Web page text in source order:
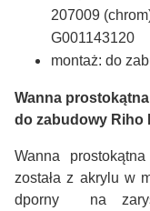
207009
G001143120
montaż: do
Wanna
do zabudowy Riho
Wanna
została z akrylu w
dporny na